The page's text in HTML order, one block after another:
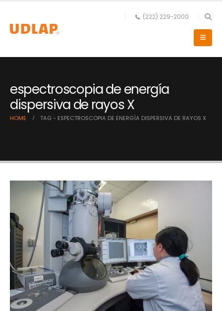
(222) 229-2000
espectroscopia de energía
dispersiva de rayos X
HOME TAG - ESPECTROSCOPIA DE ENERGÍA DISPERSIVA DE RAYOS X